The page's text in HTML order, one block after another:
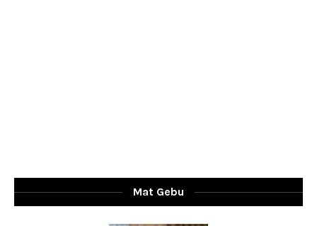
Mat Gebu